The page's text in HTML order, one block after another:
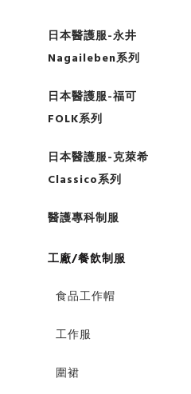
日本醫護服-永井
Nagaileben系列
日本醫護服-福可
FOLK系列
日本醫護服-克萊希
Classico系列
醫護專科制服
工廠/餐飲制服
食品工作帽
工作服
圍裙